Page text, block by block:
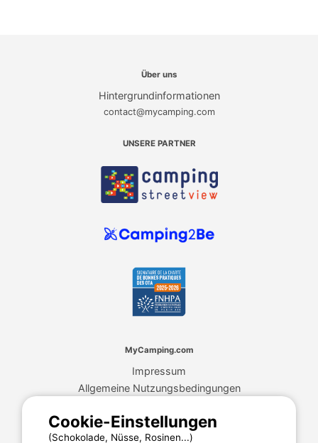
Über uns
Hintergrundinformationen
contact@mycamping.com
UNSERE PARTNER
MyCamping.com
Impressum
Allgemeine Nutzungsbedingungen
Datenschutzerklärung
Cookie-Einstellungen
(Schokolade, Nüsse, Rosinen...)